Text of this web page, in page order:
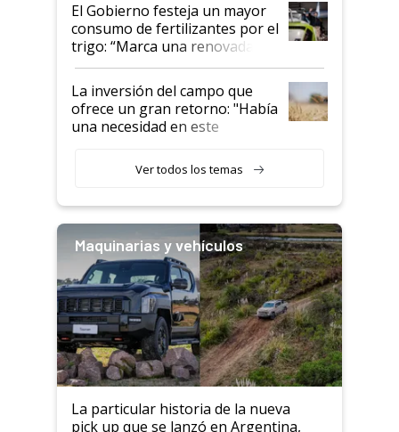
El Gobierno festeja un mayor
consumo de fertilizantes por el
trigo: “Marca una renovada
confianza de los productores”
La inversión del campo que
ofrece un gran retorno: "Había
una necesidad en este
Ver todos los temas
Maquinarias y vehículos
La particular historia de la nueva
pick up que se lanzó en Argentina,